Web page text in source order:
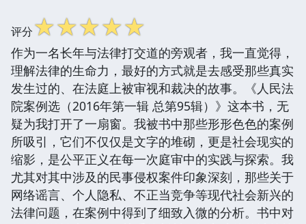
评分☆☆☆☆☆
作为一名长年与法律打交道的旁观者，我一直觉得，
理解法律的生命力，最好的方式就是去感受那些真实
发生过的、在法庭上被审视和裁决的故事。《人民法
院案例选（2016年第一辑 总第95辑）》这本书，无
疑为我打开了一扇窗。我被书中那些形形色色的案例
所吸引，它们不仅仅是文字的堆砌，更是社会现实的
缩影，是公平正义在每一次庭审中的实践与探索。我
尤其对其中涉及的民事侵权案件印象深刻，那些关于
网络谣言、个人隐私、不正当竞争等现代社会新兴的
法律问题，在案例中得到了细致入微的分析。书中对